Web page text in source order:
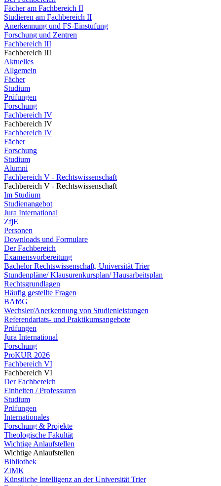
Fächer am Fachbereich II
Studieren am Fachbereich II
Anerkennung und FS-Einstufung
Forschung und Zentren
Fachbereich III
Fachbereich III
Aktuelles
Allgemein
Fächer
Studium
Prüfungen
Forschung
Fachbereich IV
Fachbereich IV
Fachbereich IV
Fächer
Forschung
Studium
Alumni
Fachbereich V - Rechtswissenschaft
Fachbereich V - Rechtswissenschaft
Im Studium
Studienangebot
Jura International
ZfjE
Personen
Downloads und Formulare
Der Fachbereich
Examensvorbereitung
Bachelor Rechtswissenschaft, Universität Trier
Stundenpläne/ Klausurenkursplan/ Hausarbeitsplan
Rechtsgrundlagen
Häufig gestellte Fragen
BAföG
Wechsler/Anerkennung von Studienleistungen
Referendariats- und Praktikumsangebote
Prüfungen
Jura International
Forschung
ProKUR 2026
Fachbereich VI
Fachbereich VI
Der Fachbereich
Einheiten / Professuren
Studium
Prüfungen
Internationales
Forschung & Projekte
Theologische Fakultät
Wichtige Anlaufstellen
Wichtige Anlaufstellen
Bibliothek
ZIMK
Künstliche Intelligenz an der Universität Trier